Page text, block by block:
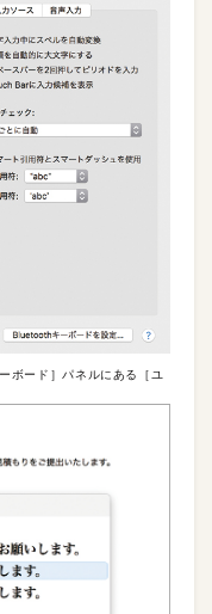
ボード］パネルにある［ユ